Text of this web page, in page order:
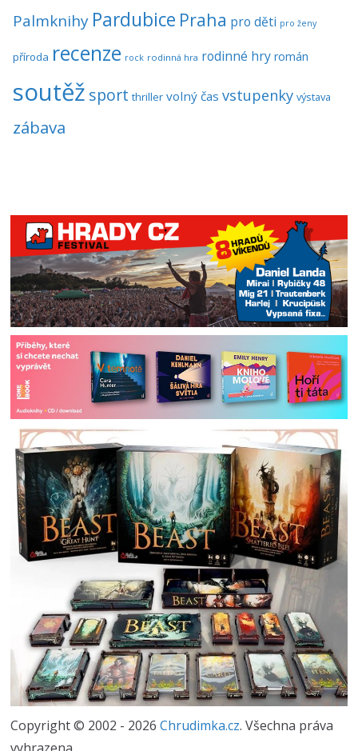
Palmknihy Pardubice Praha pro děti pro ženy
příroda recenze rock rodinná hra rodinné hry román
soutěž sport thriller volný čas vstupenky výstava
zábava
Copyright © 2002 - 2026Chrudimka.cz. Všechna práva